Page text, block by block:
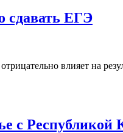
сдавать ЕГЭ
влияет на
с Республикой